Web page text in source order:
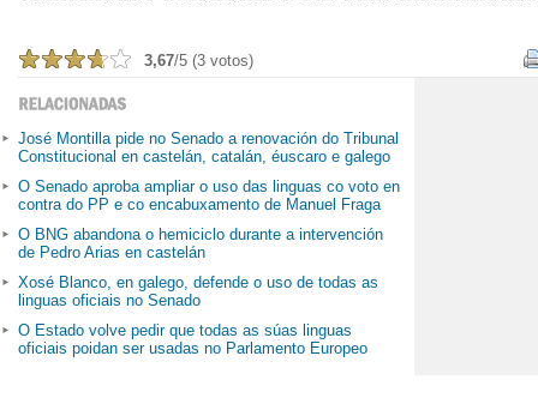
3,67/5 (3 votos)
José Montilla pide no Senado a renovación do Tribunal
Constitucional en castelán, catalán, éuscaro e galego
O Senado aproba ampliar o uso das linguas co voto en
contra do PP e co encabuxamento de Manuel Fraga
O BNG abandona o hemiciclo durante a intervención
de Pedro Arias en castelán
Xosé Blanco, en galego, defende o uso de todas as
linguas oficiais no Senado
O Estado volve pedir que todas as súas linguas
oficiais poidan ser usadas no Parlamento Europeo